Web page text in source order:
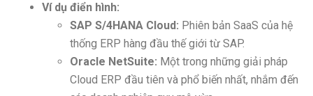
Ví dụ điển hình:
SAP S/4HANA Cloud: Phiên bản SaaS của hệ
thống ERP hàng đầu thế giới từ SAP.
Oracle NetSuite: Một trong những giải pháp
Cloud ERP đầu tiên và phổ biến nhất, nhắm đến